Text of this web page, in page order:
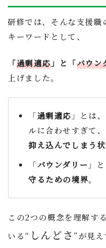
研修では、そんな支援職
キーワードとして、
「過剰適応」と「バウン
上げました。
「過剰適応 」とは
ルに合わせすぎて、
抑え込んでしまう
「バウンダリー 」と
守るための境界。
この2つの概念を理解す
いる“ しんどさ”が見え